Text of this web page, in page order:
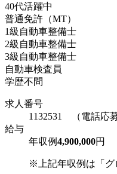
40代活躍中
普通免許（MT）
1級自動車整備士
2級自動車整備士
3級自動車整備士
自動車検査員
学歴不問
求人番号
1132531 （電話応
給与
年収例4,900,000円
※上記年収例は「グ